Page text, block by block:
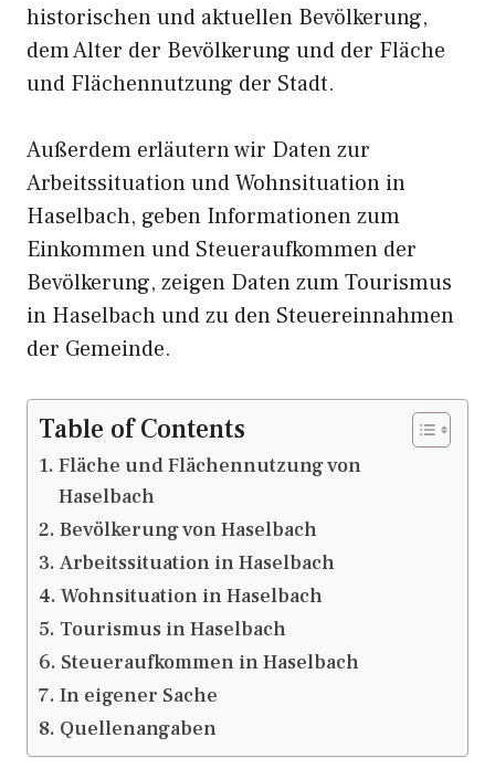
historischen und aktuellen Bevölkerung,
dem Alter der Bevölkerung und der Fläche
und Flächennutzung der Stadt.
Außerdem erläutern wir Daten zur
Arbeitssituation und Wohnsituation in
Haselbach, geben Informationen zum
Einkommen und Steueraufkommen der
Bevölkerung, zeigen Daten zum Tourismus
in Haselbach und zu den Steuereinnahmen
der Gemeinde.
Table of Contents
Fläche und Flächennutzung von
Haselbach
Bevölkerung von Haselbach
Arbeitssituation in Haselbach
Wohnsituation in Haselbach
Tourismus in Haselbach
Steueraufkommen in Haselbach
In eigener Sache
Quellenangaben